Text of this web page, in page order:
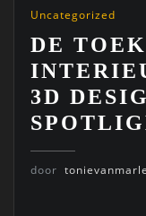
Uncategorized
DE
3D
door tonievanmarle